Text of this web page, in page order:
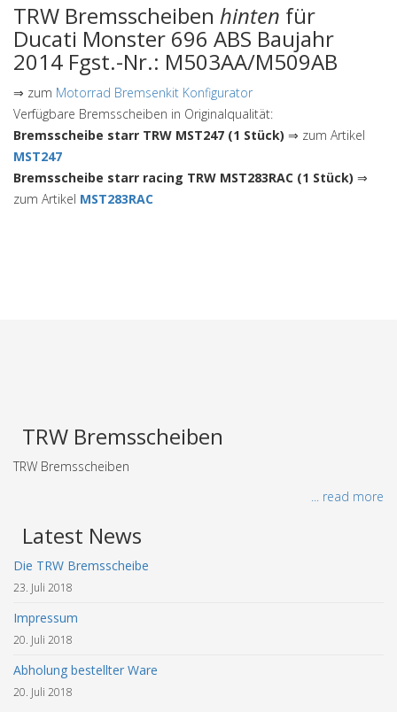
TRW Bremsscheiben hinten für
Ducati Monster 696 ABS Baujahr
2014 Fgst.-Nr.: M503AA/M509AB
⇒ zum Motorrad Bremsenkit Konfigurator
Verfügbare Bremsscheiben in Originalqualität:
Bremsscheibe starr TRW MST247 (1 Stück) ⇒ zum Artikel
MST247
Bremsscheibe starr racing TRW MST283RAC (1 Stück) ⇒
zum Artikel MST283RAC
TRW Bremsscheiben
TRW Bremsscheiben
... read more
Latest News
Die TRW Bremsscheibe
23. Juli 2018
Impressum
20. Juli 2018
Abholung bestellter Ware
20. Juli 2018